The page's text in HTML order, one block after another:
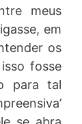
meus
em
os
fosse
para tal